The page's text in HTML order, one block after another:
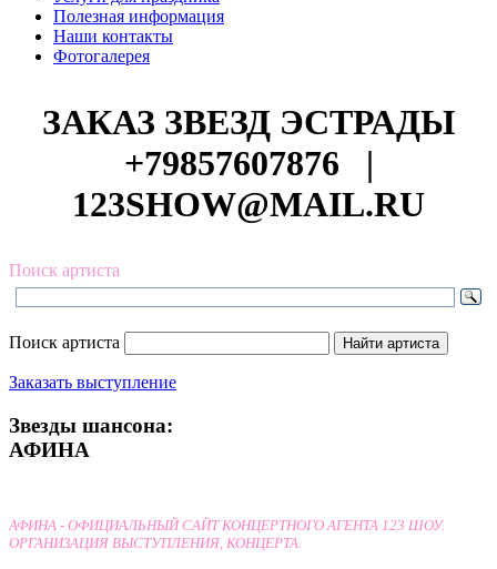
Полезная информация
Наши контакты
Фотогалерея
ЗАКАЗ ЗВЕЗД ЭСТРАДЫ
+79857607876
|
123SHOW@MAIL.RU
Поиск артиста
Поиск артиста
Заказать выступление
Звезды шансона:
АФИНА
АФИНА - ОФИЦИАЛЬНЫЙ САЙТ КОНЦЕРТНОГО АГЕНТА 123 ШОУ.
ОРГАНИЗАЦИЯ ВЫСТУПЛЕНИЯ, КОНЦЕРТА.